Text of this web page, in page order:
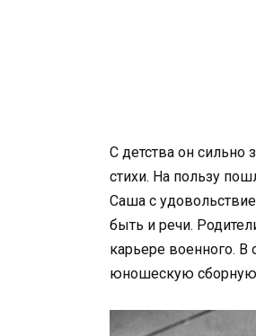
С детства он сильно
стихи. На пользу
Саша с
быть и речи.
карьере военного.
юношескую сборную